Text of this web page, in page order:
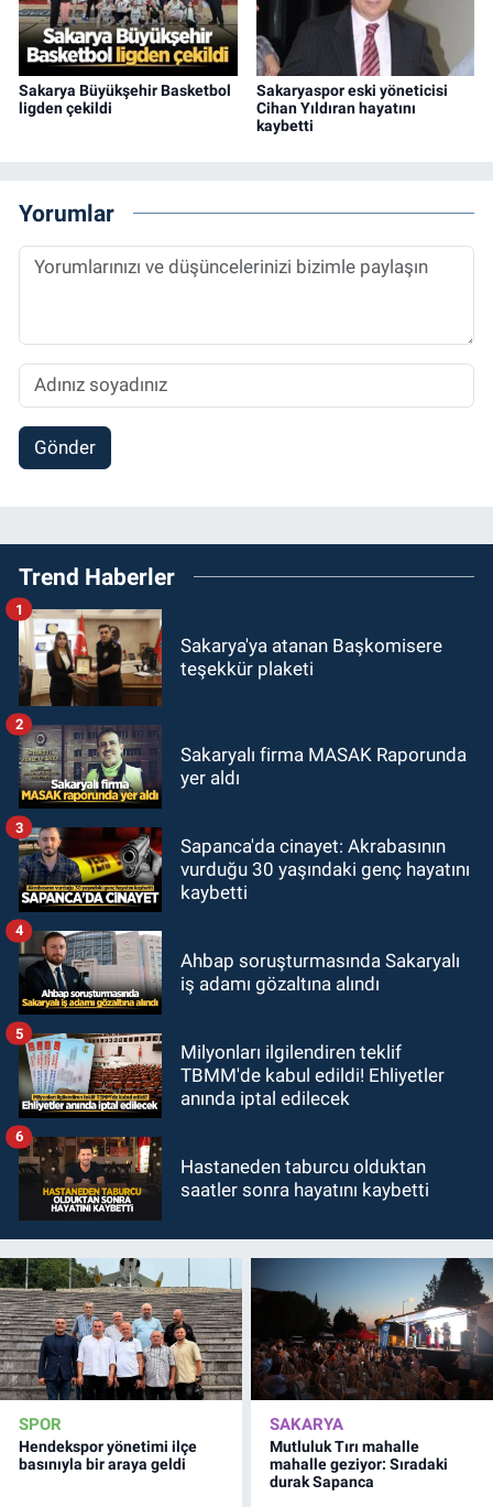
Sakarya Büyükşehir Basketbol
ligden çekildi
Sakaryaspor eski yöneticisi
Cihan Yıldıran hayatını
kaybetti
Yorumlar
Gönder
Trend Haberler
Sakarya'ya atanan Başkomisere
teşekkür plaketi
1
Sakaryalı firma MASAK Raporunda
yer aldı
2
Sapanca'da cinayet: Akrabasının
vurduğu 30 yaşındaki genç hayatını
kaybetti
3
Ahbap soruşturmasında Sakaryalı
iş adamı gözaltına alındı
4
Milyonları ilgilendiren teklif
TBMM'de kabul edildi! Ehliyetler
anında iptal edilecek
5
Hastaneden taburcu olduktan
saatler sonra hayatını kaybetti
6
SPOR
Hendekspor yönetimi ilçe
basınıyla bir araya geldi
SAKARYA
Mutluluk Tırı mahalle
mahalle geziyor: Sıradaki
durak Sapanca